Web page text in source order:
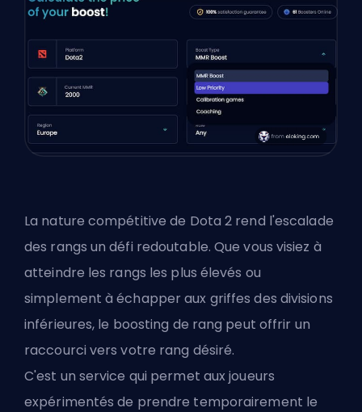
La nature compétitive de Dota 2 rend l'escalade
des rangs un défi redoutable. Que vous visiez à
atteindre les rangs les plus élevés ou
simplement à échapper aux griffes des divisions
inférieures, le boosting de rang peut offrir un
raccourci vers votre rang désiré.
C'est un service qui permet aux joueurs
expérimentés de prendre temporairement le